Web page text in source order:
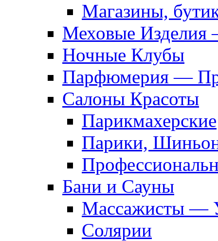
Магазины,
Меховые Изделия
Ночные Клубы
Парфюмерия —
Салоны Красоты
Парикмахерские
Парики,
Бани и Сауны
Массажисты —
Солярии